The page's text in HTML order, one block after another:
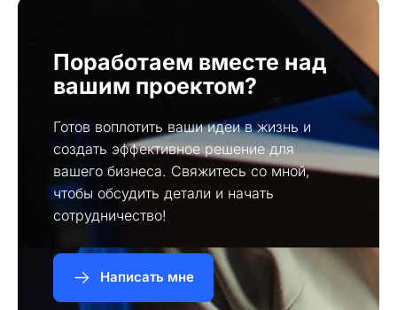
Поработаем вместе над
вашим проектом?
Готов воплотить ваши идеи в жизнь и
создать эффективное решение для
вашего бизнеса. Свяжитесь со мной,
чтобы обсудить детали и начать
сотрудничество!
Написать мне